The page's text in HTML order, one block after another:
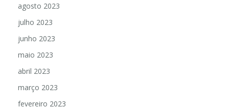
agosto 2023
julho 2023
junho 2023
maio 2023
abril 2023
março 2023
fevereiro 2023